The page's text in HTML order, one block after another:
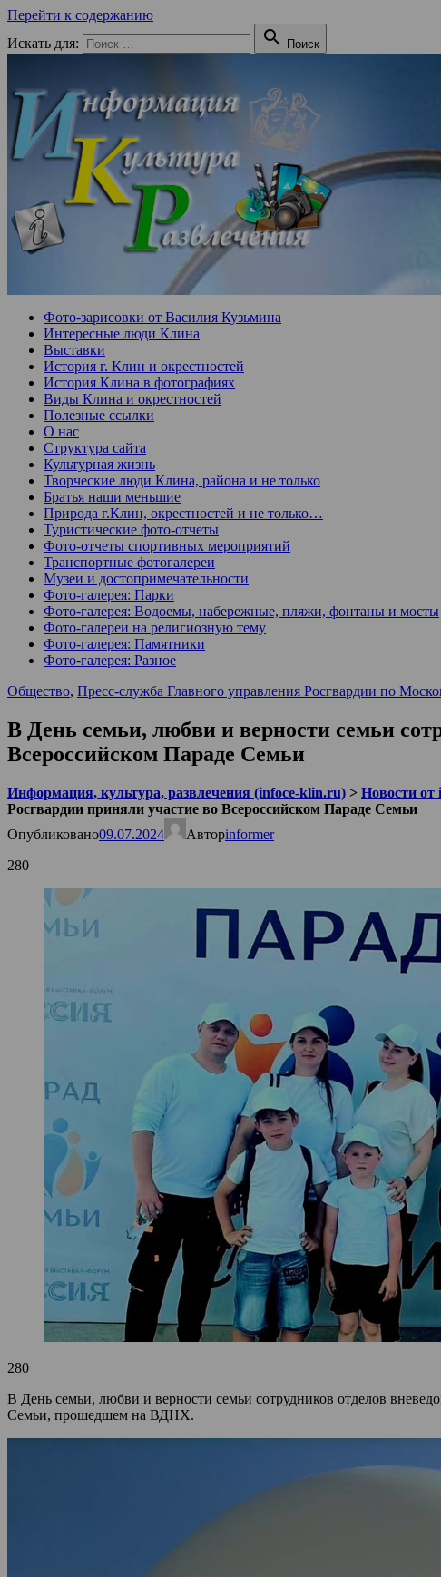
Перейти к содержанию
Искать для:
 Поиск
Фото-зарисовки от Василия Кузьмина
Интересные люди Клина
Выставки
История г. Клин и окрестностей
История Клина в фотографиях
Виды Клина и окрестностей
Полезные ссылки
О нас
Структура сайта
Культурная жизнь
Творческие люди Клина, района и не только
Братья наши меньшие
Природа г.Клин, окрестностей и не только…
Туристические фото-отчеты
Фото-отчеты спортивных мероприятий
Транспортные фотогалереи
Музеи и достопримечательности
Фото-галерея: Парки
Фото-галерея: Водоемы, набережные, пляжи, фонтаны и мосты
Фото-галереи на религиозную тему
Фото-галерея: Памятники
Фото-галерея: Разное
Общество, Пресс-служба Главного управления Росгвардии по
В День семьи, любви и верности семьи
Всероссийском Параде Семьи
Информация, культура, развлечения (infoce-klin.ru) > Новости от
Росгвардии приняли участие во Всероссийском Параде Семьи
Опубликовано09.07.2024 Авторinformer
280
280
В День семьи, любви и верности семьи сотрудников отделов
Семьи, прошедшем на ВДНХ.